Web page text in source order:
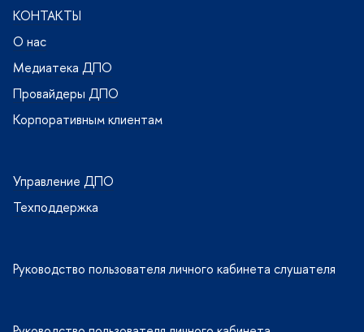
КОНТАКТЫ
О нас
Медиатека ДПО
Провайдеры ДПО
Корпоративным клиентам
Управление ДПО
Техподдержка
Руководство пользователя личного кабинета слушателя